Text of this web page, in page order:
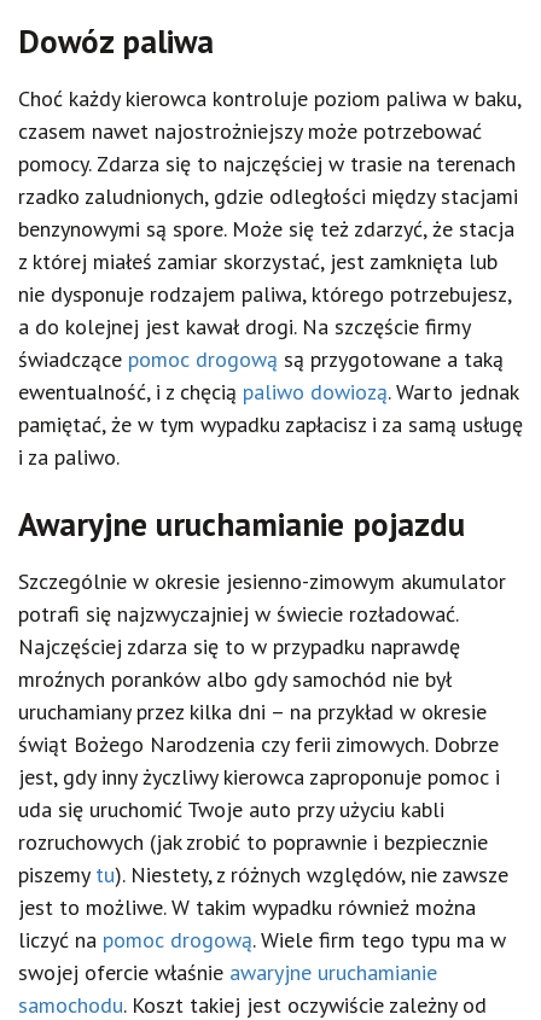
Dowóz paliwa
Choć każdy kierowca kontroluje poziom paliwa w baku,
czasem nawet najostrożniejszy może potrzebować
pomocy. Zdarza się to najczęściej w trasie na terenach
rzadko zaludnionych, gdzie odległości między stacjami
benzynowymi są spore. Może się też zdarzyć, że stacja
z której miałeś zamiar skorzystać, jest zamknięta lub
nie dysponuje rodzajem paliwa, którego potrzebujesz,
a do kolejnej jest kawał drogi. Na szczęście firmy
świadczące pomoc drogową są przygotowane a taką
ewentualność, i z chęcią paliwo dowiozą. Warto jednak
pamiętać, że w tym wypadku zapłacisz i za samą usługę
i za paliwo.
Awaryjne uruchamianie pojazdu
Szczególnie w okresie jesienno-zimowym akumulator
potrafi się najzwyczajniej w świecie rozładować.
Najczęściej zdarza się to w przypadku naprawdę
mroźnych poranków albo gdy samochód nie był
uruchamiany przez kilka dni – na przykład w okresie
świąt Bożego Narodzenia czy ferii zimowych. Dobrze
jest, gdy inny życzliwy kierowca zaproponuje pomoc i
uda się uruchomić Twoje auto przy użyciu kabli
rozruchowych (jak zrobić to poprawnie i bezpiecznie
piszemy tu). Niestety, z różnych względów, nie zawsze
jest to możliwe. W takim wypadku również można
liczyć na pomoc drogową. Wiele firm tego typu ma w
swojej ofercie właśnie awaryjne uruchamianie
samochodu. Koszt takiej jest oczywiście zależny od